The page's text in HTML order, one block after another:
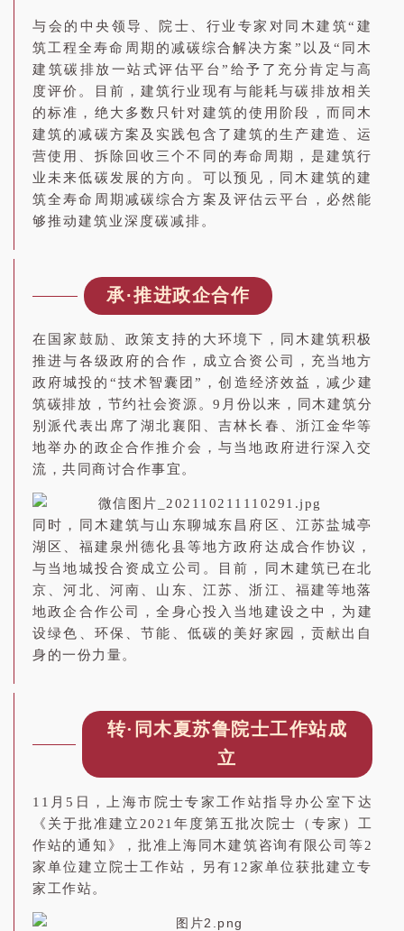
与会的中央领导、院士、行业专家对同木建筑“建
筑工程全寿命周期的减碳综合解决方案”以及“同木
建筑碳排放一站式评估平台”给予了充分肯定与高
度评价。目前，建筑行业现有与能耗与碳排放相关
的标准，绝大多数只针对建筑的使用阶段，而同木
建筑的减碳方案及实践包含了建筑的生产建造、运
营使用、拆除回收三个不同的寿命周期，是建筑行
业未来低碳发展的方向。可以预见，同木建筑的建
筑全寿命周期减碳综合方案及评估云平台，必然能
够推动建筑业深度碳减排。
承·推进政企合作
在国家鼓励、政策支持的大环境下，同木建筑积极
推进与各级政府的合作，成立合资公司，充当地方
政府城投的“技术智囊团”，创造经济效益，减少建
筑碳排放，节约社会资源。9月份以来，同木建筑分
别派代表出席了湖北襄阳、吉林长春、浙江金华等
地举办的政企合作推介会，与当地政府进行深入交
流，共同商讨合作事宜。
同时，同木建筑与山东聊城东昌府区、江苏盐城亭
湖区、福建泉州德化县等地方政府达成合作协议，
与当地城投合资成立公司。目前，同木建筑已在北
京、河北、河南、山东、江苏、浙江、福建等地落
地政企合作公司，全身心投入当地建设之中，为建
设绿色、环保、节能、低碳的美好家园，贡献出自
身的一份力量。
转·同木夏苏鲁院士工作站成
立
11月5日，上海市院士专家工作站指导办公室下达
《关于批准建立2021年度第五批次院士（专家）工
作站的通知》，批准上海同木建筑咨询有限公司等2
家单位建立院士工作站，另有12家单位获批建立专
家工作站。